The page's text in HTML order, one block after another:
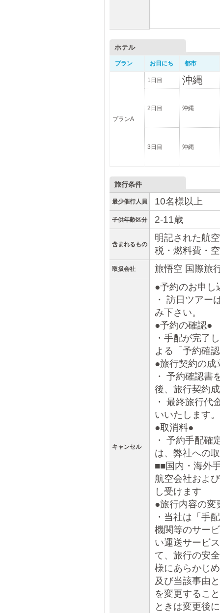
ホテル
プラン お日にち 都市
プランA
1日目 沖縄
2日目 沖縄
3日目 沖縄
旅行条件
最少催行人員 10名様以上
子供年齢区分 2-11歳
含まれるもの
明記された航
税・燃料費・
取扱会社 旅悟空 国際旅
キャンセル
●予約のお申し
・ 訪日ツアー
み下さい。
●予約の確認●
・手配が完了
よる「予約確
●旅行契約の成
・ 予約確認書
後、旅行契約
・ 最終旅行代
いいたします。
●取消料●
・ 予約手配確
は、弊社への
■■国内・海外
航空会社およ
し受けます
●旅行内容の変
・当社は「手
機関等のサー
い運送サービ
て、旅行の安
様にあらかじ
及び当該事由
を変更するこ
ときは変更後